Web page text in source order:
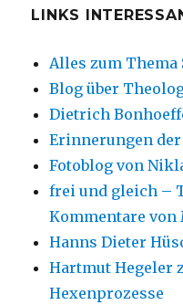
LINKS
Alles zum Thema
Blog über
Dietrich
Erinnerungen
Fotoblog von
frei und gleich –
Kommentare
Hanns Dieter
Hartmut Hegeler
Hexenprozesse